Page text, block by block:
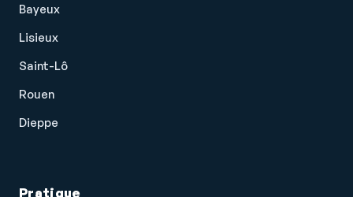
Bayeux
Lisieux
Saint-Lô
Rouen
Dieppe
Pratique